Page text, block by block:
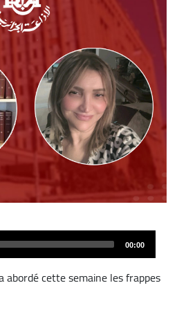
00:00
abordé cette semaine les frappes